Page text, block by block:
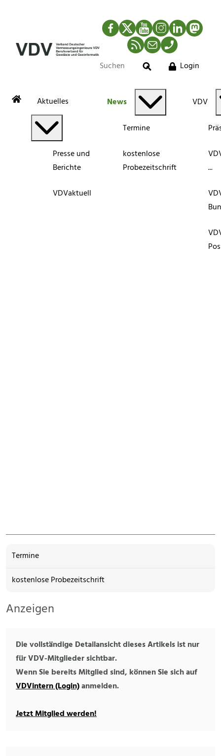
Facebook
TwitterYouTubeInstagram
LinkedIn
RSS-Newsfeed
MailTelefon
Suche
Login
Aktuelles
Presse und
Berichte
VDVaktuell
News
Termine
kostenlose
Probezeitschrift
VDV
...
Termine
kostenlose Probezeitschrift
Anzeigen
Die vollständige Detailansicht dieses Artikels ist nur
für VDV-Mitglieder sichtbar.
Wenn Sie bereits Mitglied sind, können Sie sich auf
VDVintern (Login)anmelden.
Jetzt Mitglied werden!